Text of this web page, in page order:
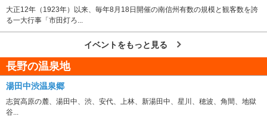
大正12年（1923年）以来、毎年8月18日開催の南信州有数の規模と観客数を誇
る一大行事「市田灯ろ...
イベントをもっと見る
長野の温泉地
湯田中渋温泉郷
志賀高原の麓、湯田中、渋、安代、上林、新湯田中、星川、穂波、角間、地獄
谷...